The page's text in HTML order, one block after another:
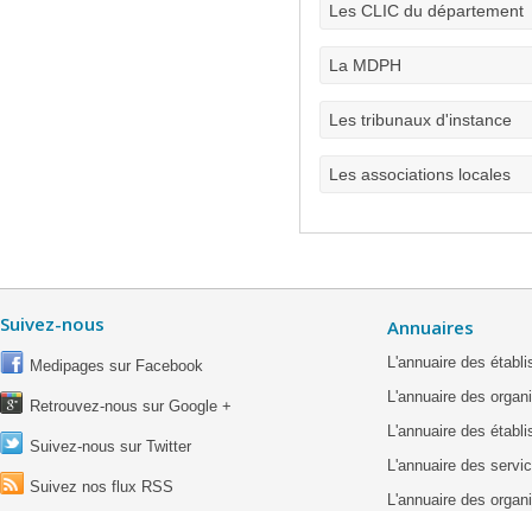
Les CLIC du département
La MDPH
Les tribunaux d'instance
Les associations locales
Suivez-nous
Medipages sur Facebook
Retrouvez-nous sur Google +
Suivez-nous sur Twitter
Suivez nos flux RSS
Annuaires
L'annuaire des
L'annuaire des
L'annuaire des
L'annuaire des
L'annuaire des